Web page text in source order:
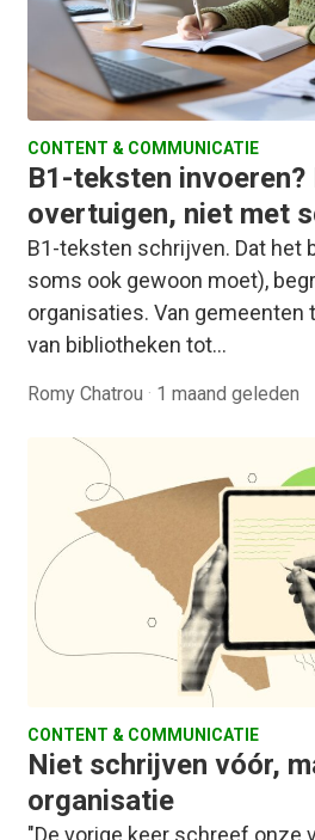
CONTENT & COMMUNICATIE
B1-teksten invoeren?
overtuigen, niet met
B1-teksten schrijven. Dat het
soms ook gewoon moet),
organisaties. Van gemeenten
van bibliotheken tot…
Romy Chatrou · 1 maand geleden
CONTENT & COMMUNICATIE
Niet schrijven vóór,
organisatie
"De vorige keer schreef onze